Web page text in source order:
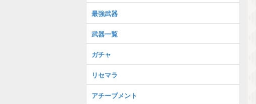
最強武器
武器一覧
ガチャ
リセマラ
アチーブメント